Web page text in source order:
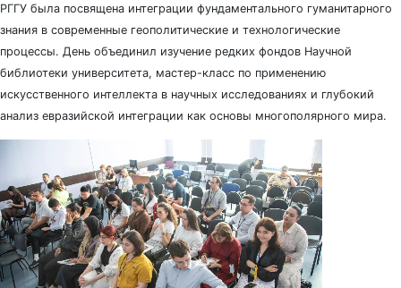
РГГУ была посвящена интеграции фундаментального гуманитарного
знания в современные геополитические и технологические
процессы. День объединил изучение редких фондов Научной
библиотеки университета, мастер-класс по применению
искусственного интеллекта в научных исследованиях и глубокий
анализ евразийской интеграции как основы многополярного мира.